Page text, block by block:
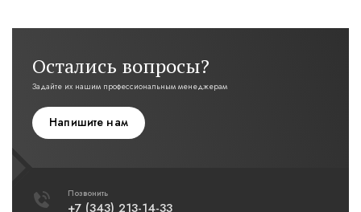
Остались вопросы?
Задайте их нашим профессиональным менеджерам
Напишите нам
Позвонить
+7 (343) 213-14-33